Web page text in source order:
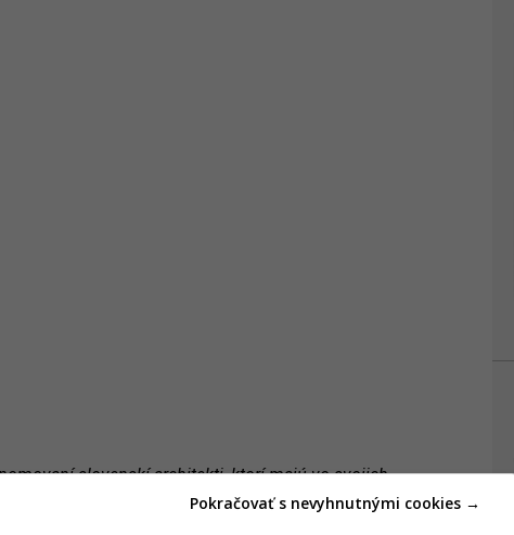
slovenskí architekti, ktorí majú vo svojich
získali prestížne ocenenia. Aj vďaka ich skúsenostiam
verejných priestorov,“
Pokračovať s nevyhnutnými cookies →